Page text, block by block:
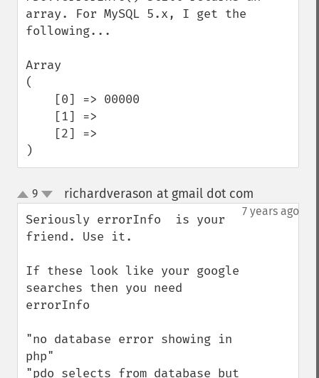
array. For MySQL 5.x, I get the
following...
Array
(
)
up
down
9 richardverason at gmail dot com
7 years ago
Seriously errorInfo  is your
friend. Use it.
If these look like your google
searches then you need
errorInfo
"no database error showing in
php"
"pdo selects from database but